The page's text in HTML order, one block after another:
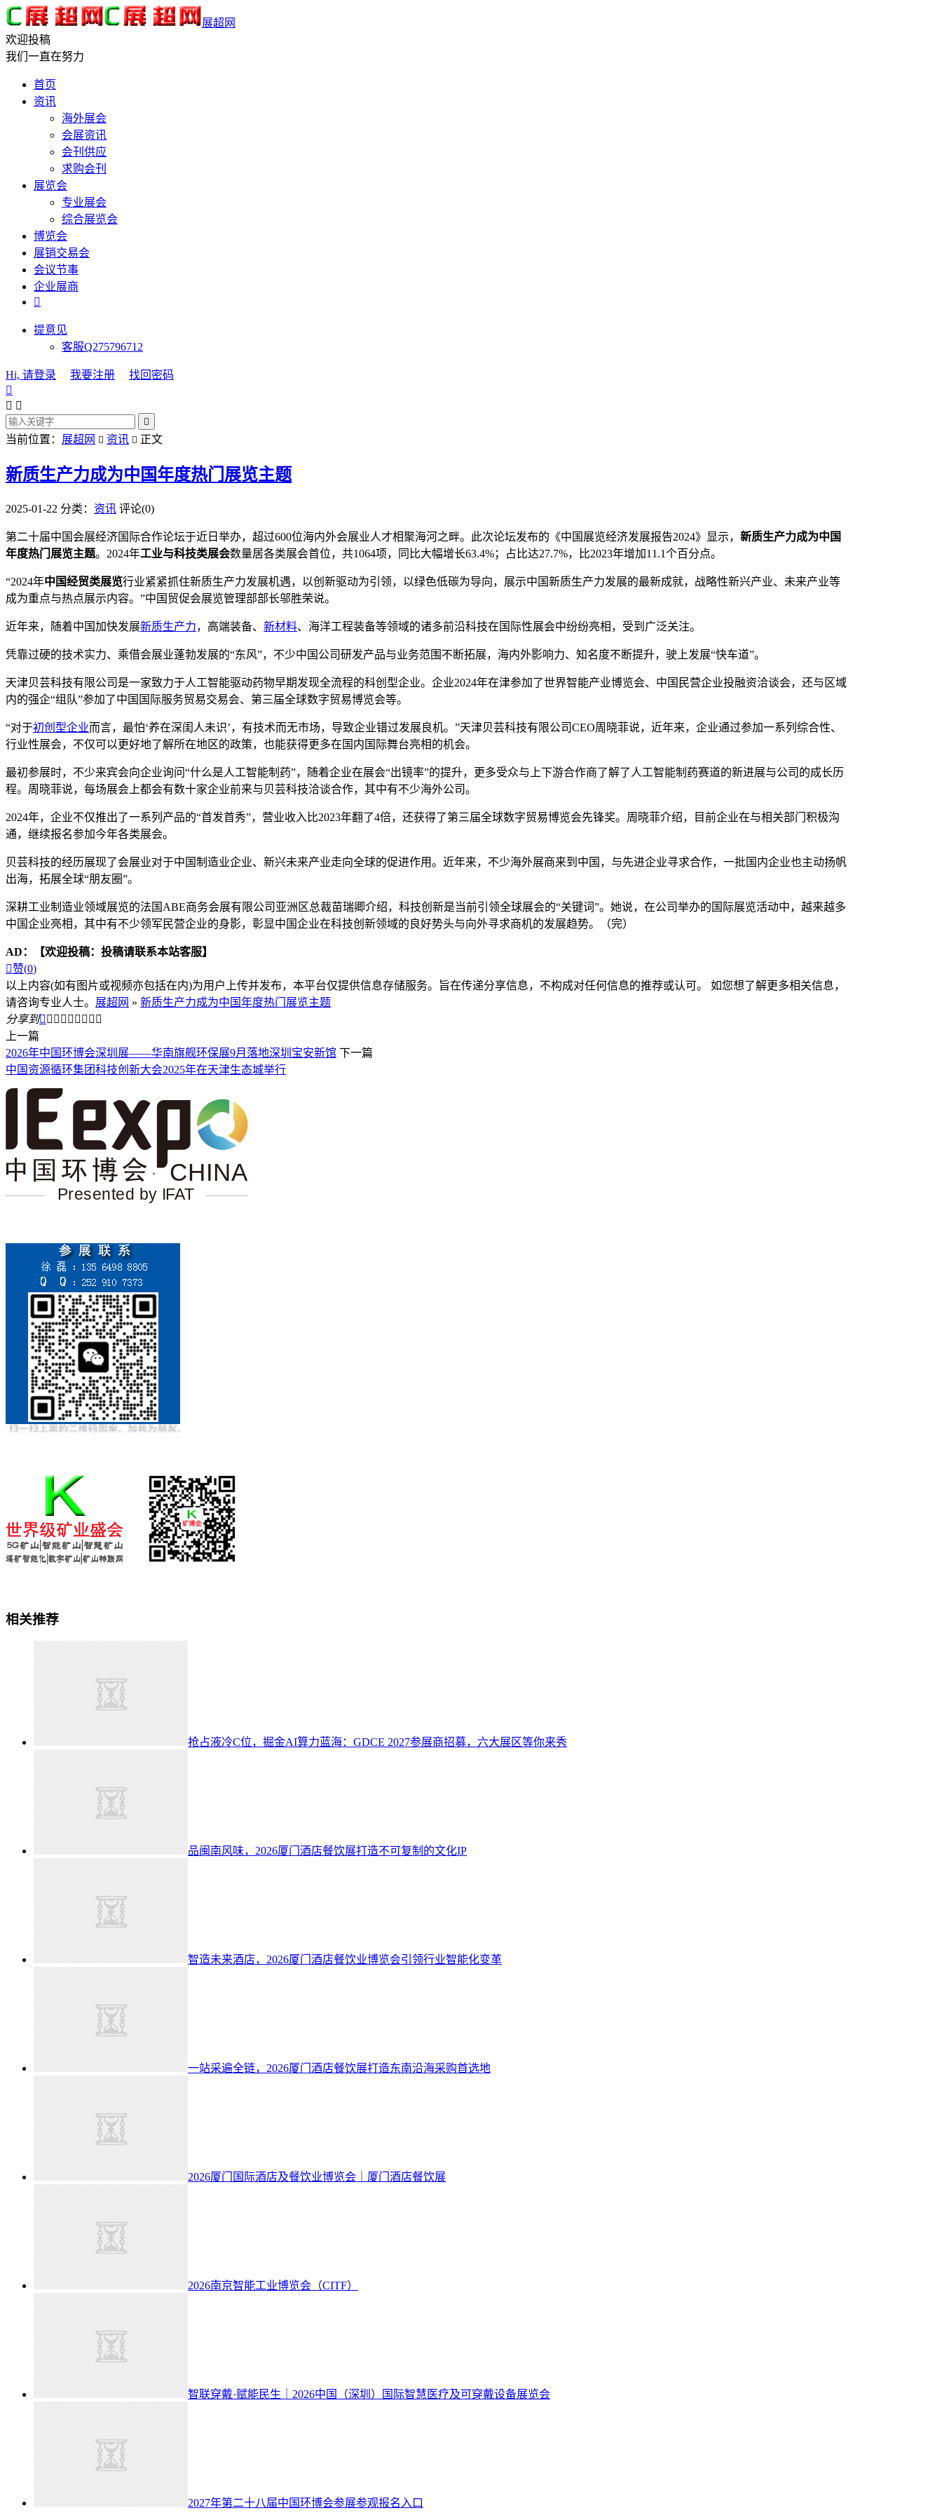
展超网
欢迎投稿
我们一直在努力
首页
资讯
海外展会
会展资讯
会刊供应
求购会刊
展览会
专业展会
综合展览会
博览会
展销交易会
会议节事
企业展商

提意见
客服Q275796712
Hi, 请登录 我要注册
找回密码

 

当前位置： 展超网  资讯  正文
新质生产力成为中国年度热门展览主题
2025-01-22 分类： 资讯 评论(0)
第二十届中国会展经济国际合作论坛于近日举办，超过600位海内外会展业人才相聚海河之畔。此次论坛发布的《中国展览经济发展报告2024》显示， 新质生产力成为中国
年度热门展览主题。2024年工业与科技类展会数量居各类展会首位，共1064项，同比大幅增长63.4%；占比达27.7%，比2023年增加11.1个百分点。
“2024年中国经贸类展览行业紧紧抓住新质生产力发展机遇，以创新驱动为引领，以绿色低碳为导向，展示中国新质生产力发展的最新成就，战略性新兴产业、未来产业等
成为重点与热点展示内容。”中国贸促会展览管理部部长邬胜荣说。
近年来，随着中国加快发展新质生产力，高端装备、 新材料、海洋工程装备等领域的诸多前沿科技在国际性展会中纷纷亮相，受到广泛关注。
凭靠过硬的技术实力、乘借会展业蓬勃发展的“东风”，不少中国公司研发产品与业务范围不断拓展，海内外影响力、知名度不断提升，驶上发展“快车道”。
天津贝芸科技有限公司是一家致力于人工智能驱动药物早期发现全流程的科创型企业。企业2024年在津参加了世界智能产业博览会、中国民营企业投融资洽谈会，还与区域
内的强企“组队”参加了中国国际服务贸易交易会、第三届全球数字贸易博览会等。
“对于初创型企业而言，最怕‘养在深闺人未识’，有技术而无市场，导致企业错过发展良机。”天津贝芸科技有限公司CEO周晓菲说，近年来，企业通过参加一系列综合性、
行业性展会，不仅可以更好地了解所在地区的政策，也能获得更多在国内国际舞台亮相的机会。
最初参展时，不少来宾会向企业询问“什么是人工智能制药”，随着企业在展会“出镜率”的提升，更多受众与上下游合作商了解了人工智能制药赛道的新进展与公司的成长历
程。周晓菲说，每场展会上都会有数十家企业前来与贝芸科技洽谈合作，其中有不少海外公司。
2024年，企业不仅推出了一系列产品的“首发首秀”，营业收入比2023年翻了4倍，还获得了第三届全球数字贸易博览会先锋奖。周晓菲介绍，目前企业在与相关部门积极沟
通，继续报名参加今年各类展会。
贝芸科技的经历展现了会展业对于中国制造业企业、新兴未来产业走向全球的促进作用。近年来，不少海外展商来到中国，与先进企业寻求合作，一批国内企业也主动扬帆
出海，拓展全球“朋友圈”。
深耕工业制造业领域展览的法国ABE商务会展有限公司亚洲区总裁苗瑞卿介绍，科技创新是当前引领全球展会的“关键词”。她说，在公司举办的国际展览活动中，越来越多
中国企业亮相，其中有不少领军民营企业的身影，彰显中国企业在科技创新领域的良好势头与向外寻求商机的发展趋势。（完）
AD：
【欢迎投稿：投稿请联系本站客服】
赞(0)
以上内容(如有图片或视频亦包括在内)为用户上传并发布，本平台仅提供信息存储服务。旨在传递分享信息，不构成对任何信息的推荐或认可。 如您想了解更多相关信息，
请咨询专业人士。 展超网 » 新质生产力成为中国年度热门展览主题
分享到        
上一篇
2026年中国环博会深圳展——华南旗舰环保展9月落地深圳宝安新馆 下一篇
中国资源循环集团科技创新大会2025年在天津生态城举行
相关推荐
抢占液冷C位，掘金AI算力蓝海：GDCE 2027参展商招募，六大展区等你来秀
品闽南风味，2026厦门酒店餐饮展打造不可复制的文化IP
智造未来酒店，2026厦门酒店餐饮业博览会引领行业智能化变革
一站采遍全链，2026厦门酒店餐饮展打造东南沿海采购首选地
2026厦门国际酒店及餐饮业博览会｜厦门酒店餐饮展
2026南京智能工业博览会（CITF）
智联穿戴·赋能民生｜2026中国（深圳）国际智慧医疗及可穿戴设备展览会
2027年第二十八届中国环博会参展参观报名入口